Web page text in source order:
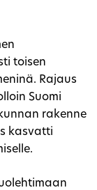
toisen
Rajaus
Suomi
rakenne
kasvatti